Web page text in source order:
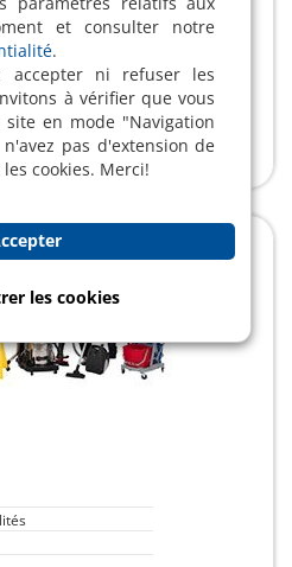
durable et
à la pollution
entreprise de nettoyage
aussi bien en amont
au cours de
et consulter notre
.
accepter ni refuser les
à vérifier que vous
en mode "Navigation
pas d'extension de
cookies. Merci!
les cookies